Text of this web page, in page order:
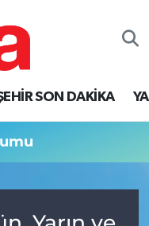
SON DAKİKA